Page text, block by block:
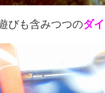
びも含みつつのダ